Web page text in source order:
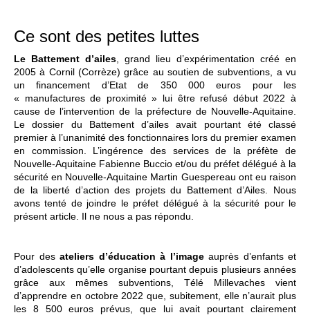
Ce sont des petites luttes
Le Battement d’ailes , grand lieu d’expérimentation créé en
2005 à Cornil (Corrèze) grâce au soutien de subventions, a vu
un financement d’Etat de 350 000 euros pour les
« manufactures de proximité » lui être refusé début 2022 à
cause de l’intervention de la préfecture de Nouvelle-Aquitaine.
Le dossier du Battement d’ailes avait pourtant été classé
premier à l’unanimité des fonctionnaires lors du premier examen
en commission. L’ingérence des services de la préfète de
Nouvelle-Aquitaine Fabienne Buccio et/ou du préfet délégué à la
sécurité en Nouvelle-Aquitaine Martin Guespereau ont eu raison
de la liberté d’action des projets du Battement d’Ailes. Nous
avons tenté de joindre le préfet délégué à la sécurité pour le
présent article. Il ne nous a pas répondu.
Pour des ateliers d’éducation à l’imageauprès d’enfants et
d’adolescents qu’elle organise pourtant depuis plusieurs années
grâce aux mêmes subventions, Télé Millevaches vient
d’apprendre en octobre 2022 que, subitement, elle n’aurait plus
les 8 500 euros prévus, que lui avait pourtant clairement